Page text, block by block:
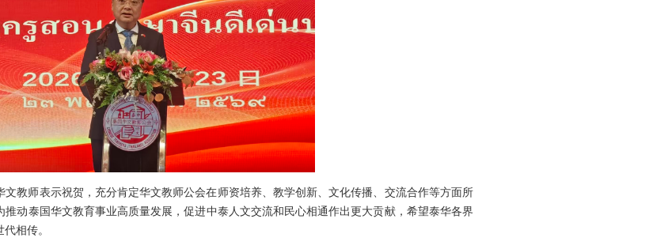
教师表示祝贺，充分肯定华文教师公会在师资培养、教学创新、文化传播、交流合作等方面所
动泰国华文教育事业高质量发展，促进中泰人文交流和民心相通作出更大贡献，希望泰华各界
相传。